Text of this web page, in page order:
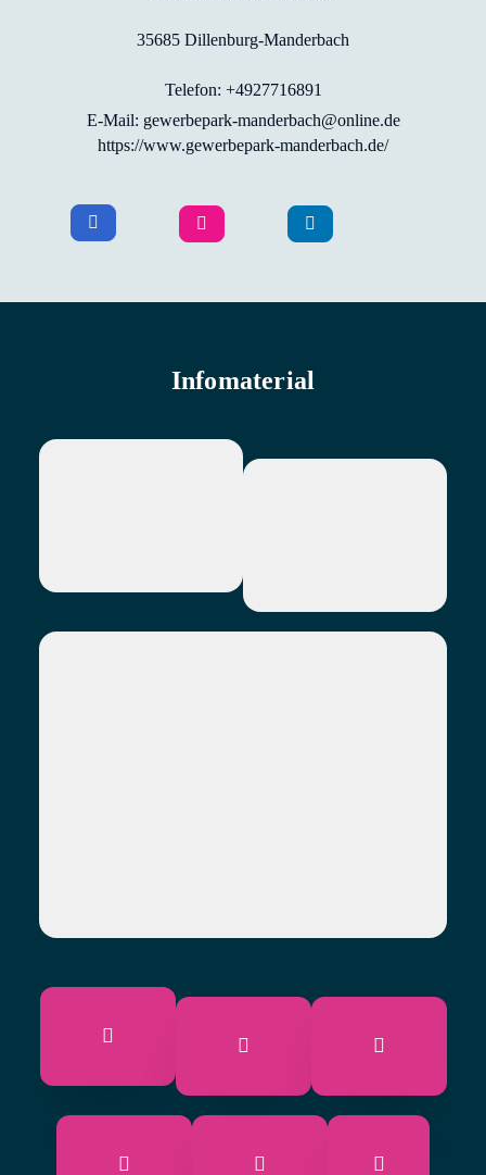
35685 Dillenburg-Manderbach
Telefon: +4927716891
E-Mail: gewerbepark-manderbach@online.de
https://www.gewerbepark-manderbach.de/
Infomaterial